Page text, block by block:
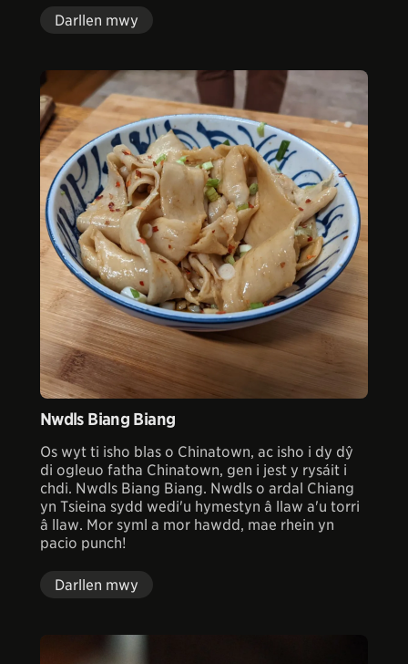
Darllen mwy
Nwdls Biang Biang
Os wyt ti isho blas o Chinatown, ac isho i dy dŷ
di ogleuo fatha Chinatown, gen i jest y rysáit i
chdi. Nwdls Biang Biang. Nwdls o ardal Chiang
yn Tsieina sydd wedi'u hymestyn â llaw a'u torri
â llaw. Mor syml a mor hawdd, mae rhein yn
pacio punch!
Darllen mwy